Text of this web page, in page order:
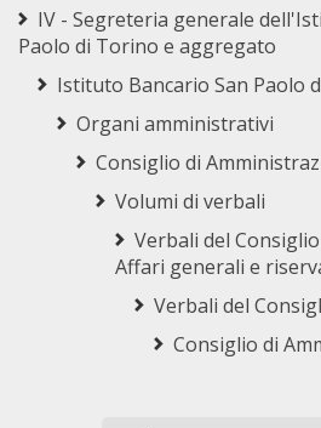
IV - Segreteria generale
Paolo di Torino e aggregato
Istituto Bancario San Paolo
Organi amministrativi
Consiglio di
Volumi di verbali
Verbali del
Affari generali e
Verbali del
Consiglio di